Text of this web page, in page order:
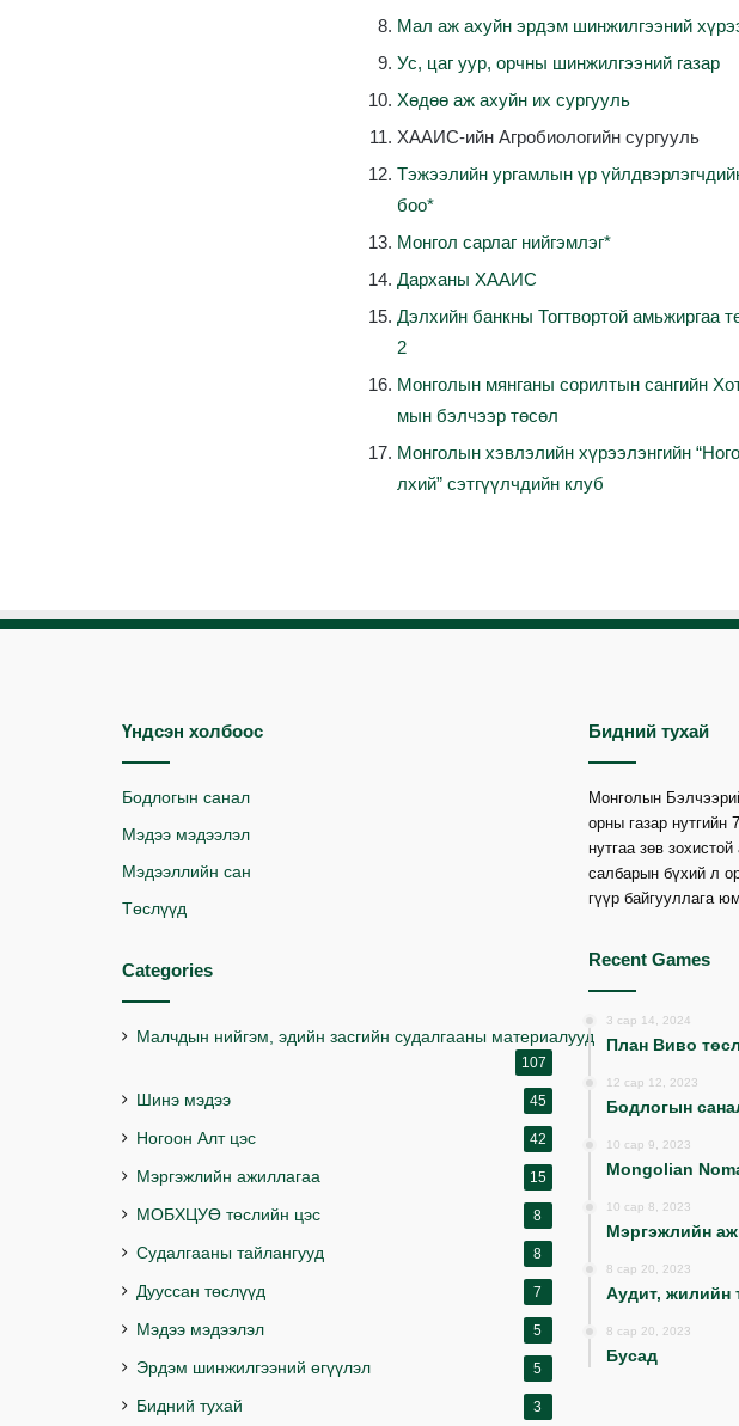
Мал аж ахуйн эрдэм шинжилгээний
Ус, цаг уур, орчны шинжилгээний газар
Хөдөө аж ахуйн их сургууль
ХААИС-ийн Агробиологийн сургууль
Тэжээлийн ургамлын үр
боо*
Монгол сарлаг нийгэмлэг*
Дарханы ХААИС
Дэлхийн банкны Тогтвортой амьжиргаа
2
Монголын мянганы сорилтын сангийн
мын бэлчээр төсөл
Монголын хэвлэлийн хүрээлэнгийн “
лхий” сэтгүүлчдийн клуб
Үндсэн холбоос
Бодлогын санал
Мэдээ мэдээлэл
Мэдээллийн сан
Төслүүд
Categories
Малчдын нийгэм, эдийн засгийн судалгааны материалууд
107
Шинэ мэдээ 45
Ногоон Алт цэс 42
Мэргэжлийн ажиллагаа 15
МОБХЦУӨ төслийн цэс 8
Судалгааны тайлангууд 8
Дууссан төслүүд 7
Мэдээ мэдээлэл 5
Эрдэм шинжилгээний өгүүлэл 5
Бидний тухай 3
Бидний тухай
Монголын
орны газар нутгийн
нутгаа зөв
салбарын бүхий л
гүүр байгууллага
Recent Games
3 сар 14, 2024
План Виво
12 сар 12, 2023
Бодлогын
10 сар 9, 2023
Mongolian
10 сар 8, 2023
Мэргэжлийн
8 сар 20, 2023
Аудит, жилийн
8 сар 20, 2023
Бусад